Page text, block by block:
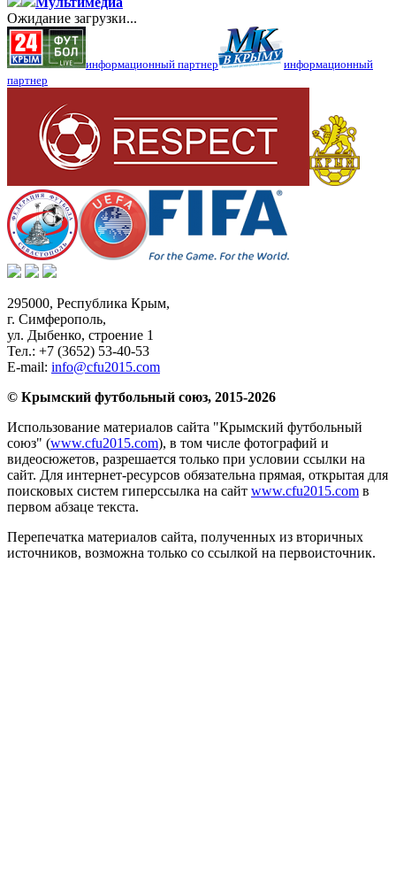
Ожидание загрузки...
информационный партнер
информационный
партнер
295000, Республика Крым,
г. Симферополь,
ул. Дыбенко, строение 1
Тел.: +7 (3652) 53-40-53
E-mail: info@cfu2015.com
© Крымский футбольный союз, 2015-2026
Использование материалов сайта "Крымский футбольный
союз" (www.cfu2015.com), в том числе фотографий и
видеосюжетов, разрешается только при условии ссылки на
сайт. Для интернет-ресурсов обязательна прямая, открытая для
поисковых систем гиперссылка на сайт www.cfu2015.com в
первом абзаце текста.
Перепечатка материалов сайта, полученных из вторичных
источников, возможна только со ссылкой на первоисточник.